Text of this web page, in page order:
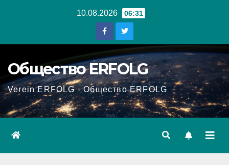
10.08.2026 06:31
Общество ERFOLG
Verein ERFOLG - Общество ERFOLG